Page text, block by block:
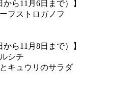
ら11月6日まで）】
フストロガノフ
ら11月8日まで）】
シチ
キュウリのサラダ